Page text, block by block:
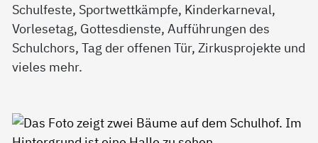
Schulfeste, Sportwettkämpfe, Kinderkarneval,
Vorlesetag, Gottesdienste, Aufführungen des
Schulchors, Tag der offenen Tür, Zirkusprojekte und
vieles mehr.